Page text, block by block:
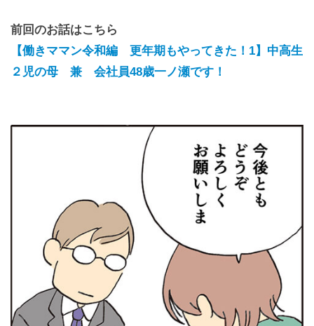
前回のお話はこちら
【働きママン令和編 更年期もやってきた！1】中高生
２児の母 兼 会社員48歳一ノ瀬です！